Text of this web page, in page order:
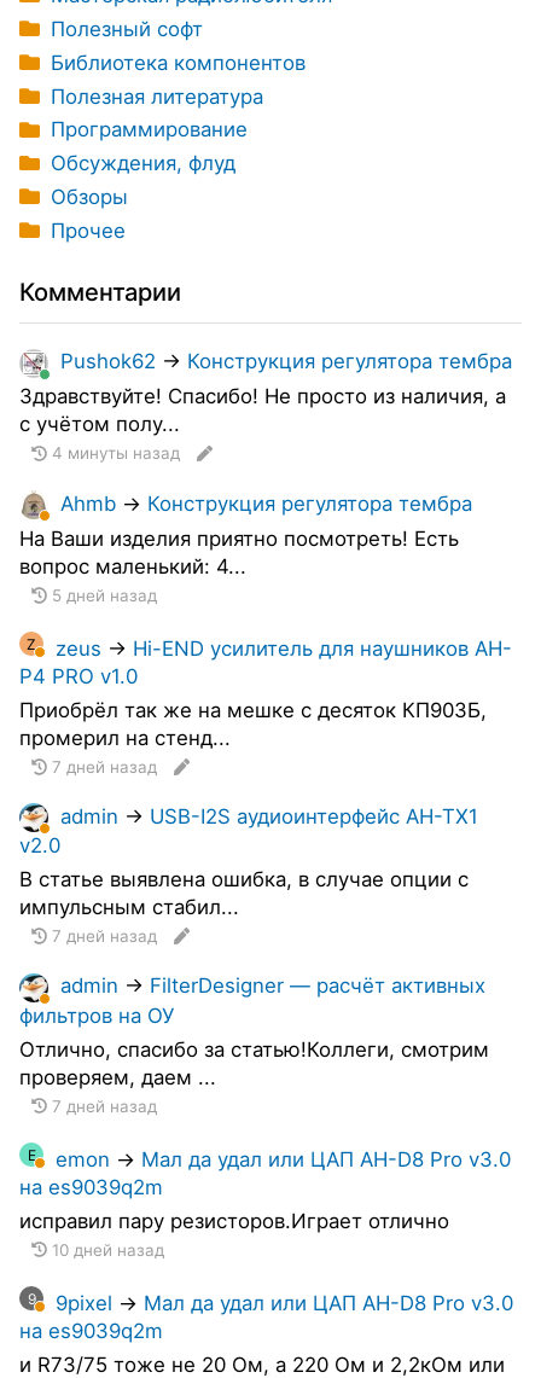
Полезный софт
Библиотека компонентов
Полезная литература
Программирование
Обсуждения, флуд
Обзоры
Прочее
Комментарии
Pushok62 → Конструкция регулятора тембра
Здравствуйте! Спасибо! Не просто из наличия, а
с учётом полу...
4 минуты назад
Ahmb → Конструкция регулятора тембра
На Ваши изделия приятно посмотреть! Есть
вопрос маленький: 4...
5 дней назад
Z zeus → Hi-END усилитель для наушников AH-
P4 PRO v1.0
Приобрёл так же на мешке с десяток КП903Б,
промерил на стенд...
7 дней назад
admin → USB-I2S аудиоинтерфейс AH-TX1
v2.0
В статье выявлена ошибка, в случае опции с
импульсным стабил...
7 дней назад
admin → FilterDesigner — расчёт активных
фильтров на ОУ
Отлично, спасибо за статью!Коллеги, смотрим
проверяем, даем ...
7 дней назад
E emon → Мал да удал или ЦАП AH-D8 Pro v3.0
на es9039q2m
исправил пару резисторов.Играет отлично
10 дней назад
9 9pixel → Мал да удал или ЦАП AH-D8 Pro v3.0
на es9039q2m
и R73/75 тоже не 20 Ом, а 220 Ом и 2,2кОм или